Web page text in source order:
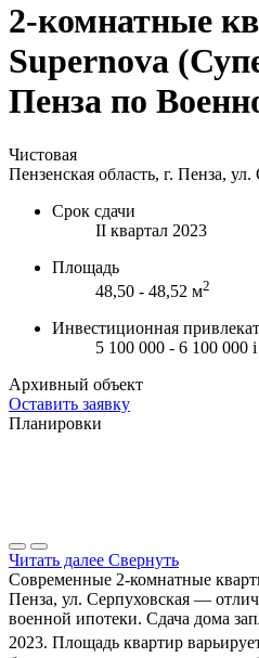
2-комнатные
Supernova
Пенза по
Чистовая
Пензенская область, г. Пенза, ул.
Срок сдачи
II квартал 2023
Площадь
48,50 - 48,52 м2
Инвестиционная
5 100 000 - 6 100 000 i
Архивный объект
Оставить заявку
Планировки
Читать далее Свернуть
Современные 2-комнатные
Пенза, ул. Серпуховская —
военной ипотеки. Сдача дома
2023. Площадь квартир